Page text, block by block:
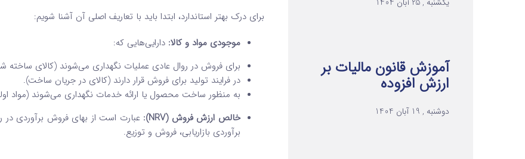
برای درک بهتر استاندارد، ابتدا باید با تعاریف اصلی آن آشنا شویم:
موجودی مواد و کالا: دارایی‌هایی که:
برای فروش در روال عادی عملیات نگهداری می‌شوند (کالای ساخته
در فرایند تولید برای فروش قرار دارند (کالای در جریان ساخت).
به منظور ساخت محصول یا ارائه خدمات نگهداری می‌شوند (مواد
خالص ارزش فروش (NRV):
عبارت است از بهای فروش برآوردی
برآوردی بازاریابی، فروش و توزیع.
آموزش قانون مالیات بر
ارزش افزوده
دوشنبه , 19 آبان 1404